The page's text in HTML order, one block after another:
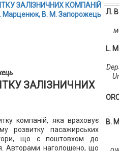
ЗАЛІЗНИЧНИХ КОМПАНІЙ
Марценюк, В. М. Запорожець
ЗАЛІЗНИЧНИХ
компаній, яка враховує
розвитку пасажирських
що є поштовхом до
Авторами наголошено, що
Л.
L.
В.